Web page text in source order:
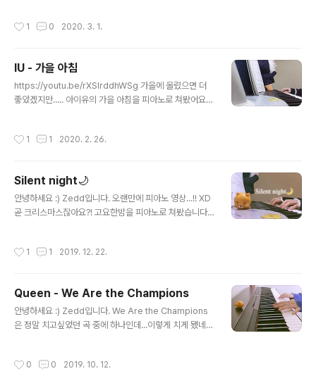
1 0 2020. 3. 1.
IU - 가을 아침
https://youtu.be/rXSIrddhWSg 가을에 올렸으면 더
좋았겠지만..... 아이유의 가을 아침을 피아노로 쳐봤어요
1 1 2020. 2. 26.
Silent night🌙
안녕하세요 :) Zedd입니다. 오랜만에 피아노 영상...!! XD
곧 크리스마스잖아요?! 고요한밤을 피아노로 쳐봤습니다.
1 1 2019. 12. 22.
Queen - We Are the Champions
안녕하세요 :) Zedd입니다. We Are the Champions
은 정말 치고싶었던 곡 중에 하나인데...이렇게 치게 됐네
0 0 2019. 10. 12.